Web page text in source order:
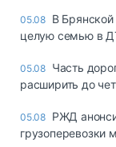
05.08 В Брянской
целую семью в
05.08 Часть
расширить до
05.08 РЖД
грузоперевозки